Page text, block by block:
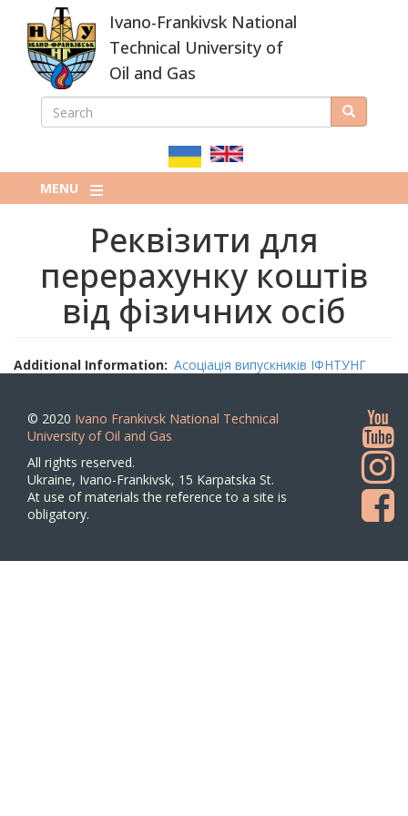
main
content
Ivano-Frankivsk National
Technical University of
Oil and Gas
ПОШУКОВА
SEARCH Search
MENU
Реквізити для
перерахунку коштів
від фізичних осіб
Additional Information Асоціація випускників ІФНТУНГ
© 2020 Ivano Frankivsk National Technical
University of Oil and Gas
All rights reserved.
Ukraine, Ivano-Frankivsk, 15 Karpatska St.
At use of materials the reference to a site is
obligatory.